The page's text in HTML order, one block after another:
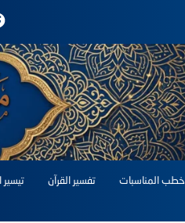
خطب المناسبات تفسير القرآن تيسير